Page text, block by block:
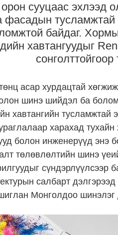
сууцаас эхлээд
фасадын
байдаг.
хавтангуудыг
асар хурдацтай
шинэ шийдэл ба
хавтангийн тусламжтай
харахад
болон инженерүүд
төлөвлөлтийн шинэ
сүндэрлүүлсээр
салбарт
Монголдоо